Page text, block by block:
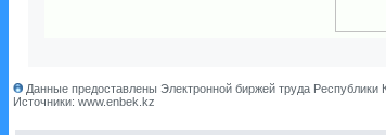
Данные предоставлены Электронной биржей труда Республики
Источники: www.enbek.kz